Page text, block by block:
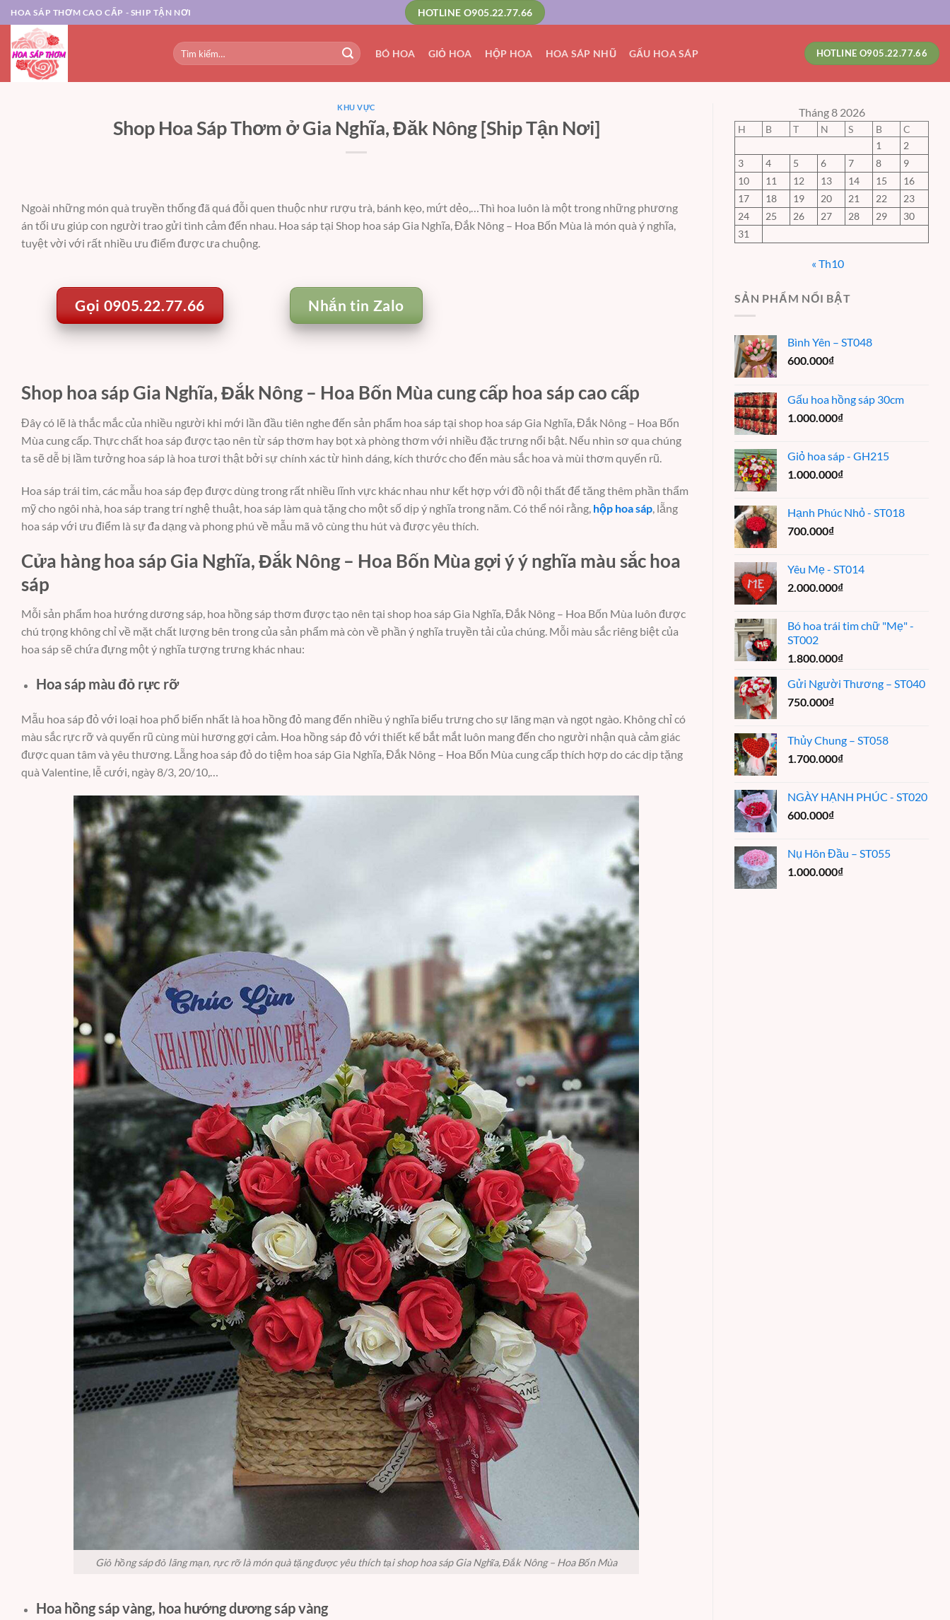
Chuyển
đến
nội
dung
HOA SÁP THƠM CAO CẤP - SHIP TẬN NƠI HOTLINE O905.22.77.66
Tìm
kiếm:
BÓ HOA GIỎ HOA HỘP HOA HOA SÁP NHŨ GẤU HOA SÁP HOTLINE O905.22.77.66
KHU VỰC
Shop Hoa Sáp Thơm ở Gia Nghĩa, Đăk Nông [Ship Tận Nơi]
Ngoài những món quà truyền thống đã quá đỗi quen thuộc như rượu trà, bánh kẹo, mứt dẻo,…Thì hoa luôn là một trong những phương
án tối ưu giúp con người trao gửi tình cảm đến nhau. Hoa sáp tại Shop hoa sáp Gia Nghĩa, Đắk Nông – Hoa Bốn Mùa là món quà ý nghĩa,
tuyệt vời với rất nhiều ưu điểm được ưa chuộng.
Gọi 0905.22.77.66 Nhắn tin Zalo
Shop hoa sáp Gia Nghĩa, Đắk Nông – Hoa Bốn Mùa cung cấp hoa sáp cao cấp
Đây có lẽ là thắc mắc của nhiều người khi mới lần đầu tiên nghe đến sản phẩm hoa sáp tại shop hoa sáp Gia Nghĩa, Đắk Nông – Hoa Bốn
Mùa cung cấp. Thực chất hoa sáp được tạo nên từ sáp thơm hay bọt xà phòng thơm với nhiều đặc trưng nổi bật. Nếu nhìn sơ qua chúng
ta sẽ dễ bị lầm tưởng hoa sáp là hoa tươi thật bởi sự chính xác từ hình dáng, kích thước cho đến màu sắc hoa và mùi thơm quyến rũ.
Hoa sáp trái tim, các mẫu hoa sáp đẹp được dùng trong rất nhiều lĩnh vực khác nhau như kết hợp với đồ nội thất để tăng thêm phần thẩm
mỹ cho ngôi nhà, hoa sáp trang trí nghệ thuật, hoa sáp làm quà tặng cho một số dịp ý nghĩa trong năm. Có thể nói rằng, hộp hoa sáp , lẵng
hoa sáp với ưu điểm là sự đa dạng và phong phú về mẫu mã vô cùng thu hút và được yêu thích.
Cửa hàng hoa sáp Gia Nghĩa, Đắk Nông – Hoa Bốn Mùa gợi ý ý nghĩa màu sắc hoa
sáp
Mỗi sản phẩm hoa hướng dương sáp, hoa hồng sáp thơm được tạo nên tại shop hoa sáp Gia Nghĩa, Đắk Nông – Hoa Bốn Mùa luôn được
chú trọng không chỉ về mặt chất lượng bên trong của sản phẩm mà còn về phần ý nghĩa truyền tải của chúng. Mỗi màu sắc riêng biệt của
hoa sáp sẽ chứa đựng một ý nghĩa tượng trưng khác nhau:
Hoa sáp màu đỏ rực rỡ
Mẫu hoa sáp đỏ với loại hoa phổ biến nhất là hoa hồng đỏ mang đến nhiều ý nghĩa biểu trưng cho sự lãng mạn và ngọt ngào. Không chỉ có
màu sắc rực rỡ và quyến rũ cùng mùi hương gợi cảm. Hoa hồng sáp đỏ với thiết kế bắt mắt luôn mang đến cho người nhận quà cảm giác
được quan tâm và yêu thương. Lẵng hoa sáp đỏ do tiệm hoa sáp Gia Nghĩa, Đắk Nông – Hoa Bốn Mùa cung cấp thích hợp do các dịp tặng
quà Valentine, lễ cưới, ngày 8/3, 20/10,…
Giỏ hồng sáp đỏ lãng mạn, rực rỡ là món quà tặng được yêu thích tại shop hoa sáp Gia Nghĩa, Đắk Nông – Hoa Bốn Mùa
Hoa hồng sáp vàng, hoa hướng dương sáp vàng
Tháng 8 2026
H B T N S B
C
1
2
3
4 5 6 7 8
9
10
11 12 13 14 15
16
17
18 19 20 21 22
23
24
25 26 27 28 29
30
31
« Th10
SẢN PHẨM NỔI BẬT
Bình Yên – ST048
600.000₫
Gấu hoa hồng sáp 30cm
1.000.000₫
Giỏ hoa sáp - GH215
1.000.000₫
Hạnh Phúc Nhỏ - ST018
700.000₫
Yêu Mẹ - ST014
2.000.000₫
Bó hoa trái tim chữ "Mẹ" -
ST002
1.800.000₫
Gửi Người Thương – ST040
750.000₫
Thủy Chung – ST058
1.700.000₫
NGÀY HẠNH PHÚC - ST020
600.000₫
Nụ Hôn Đầu – ST055
1.000.000₫